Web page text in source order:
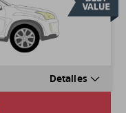
Detalles